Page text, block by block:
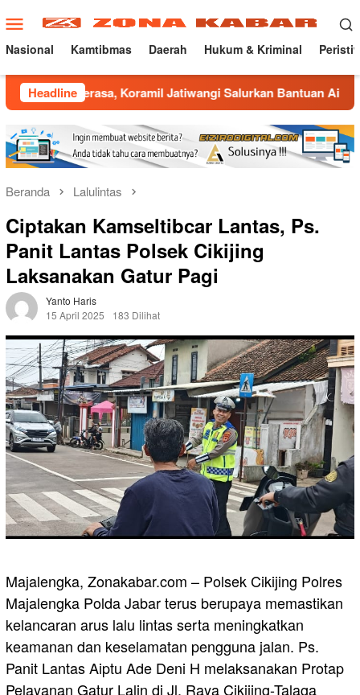
ke
konten
Menu
Mobile
Nasional Kamtibmas Daerah Hukum & Kriminal
Headline
Koramil Jatiwangi Salurkan Bantuan Air Bersih untuk
Beranda Lalulintas
Ciptakan Kamseltibcar Lantas, Ps.
Panit Lantas Polsek Cikijing
Laksanakan Gatur Pagi
Yanto Haris
15 April 2025
183 Dilihat
Majalengka, Zonakabar.com – Polsek Cikijing Polres
Majalengka Polda Jabar terus berupaya memastikan
kelancaran arus lalu lintas serta meningkatkan
keamanan dan keselamatan pengguna jalan. Ps.
Panit Lantas Aiptu Ade Deni H melaksanakan Protap
Pelayanan Gatur Lalin di Jl. Raya Cikijing-Talaga